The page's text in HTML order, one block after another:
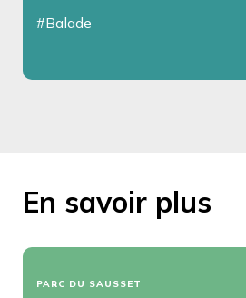
#Balade
En savoir plus
PARC DU SAUSSET